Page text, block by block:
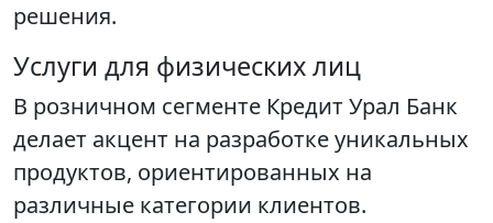
решения.
Услуги для физических лиц
В розничном сегменте Кредит Урал Банк
делает акцент на разработке уникальных
продуктов, ориентированных на
различные категории клиентов.